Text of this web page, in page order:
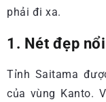
phải đi xa.
1. Nét đẹp
Tỉnh Saitama
của vùng Kanto.